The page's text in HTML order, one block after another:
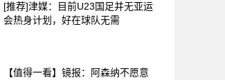
[推荐]津媒：目前U23国足并无亚运
会热身计划，好在球队无需
【值得一看】镜报：阿森纳不愿意